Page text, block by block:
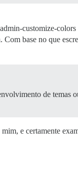
customize-
Com base no que
de temas
e certamente